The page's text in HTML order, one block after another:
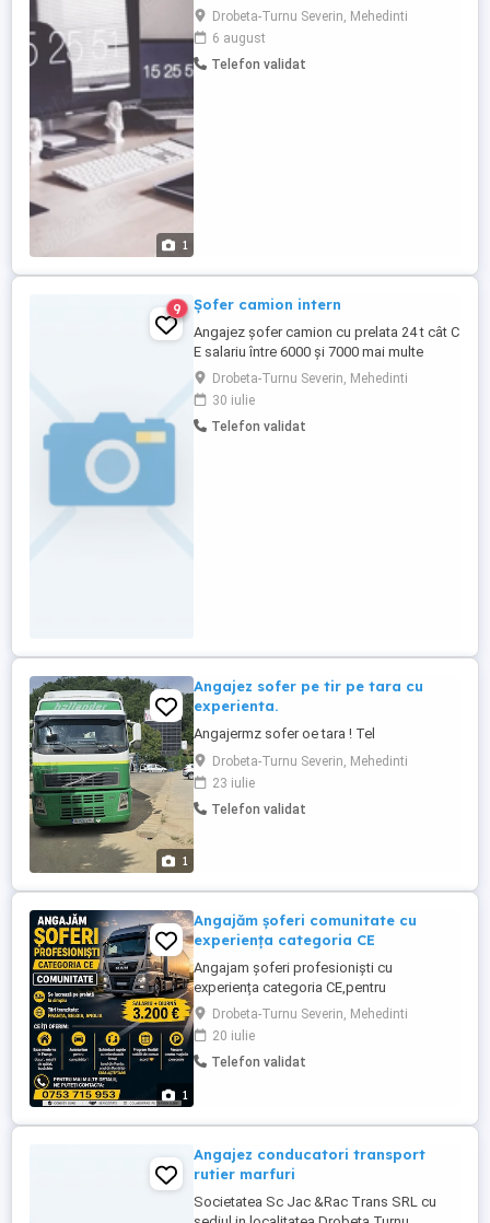
1
pentru coordonarea flotei și a curselor
externe. Responsabilități Căutarea și
identificarea curselor pe bursele de
transport Planificarea și optimizarea
Drobeta-Turnu Severin, Mehedinti
6 august
Telefon validat
9 Șofer camion intern
Angajez șofer camion cu prelata 24 t cât C
E salariu între 6000 și 7000 mai multe
detalii la telefon.
Drobeta-Turnu Severin, Mehedinti
30 iulie
Telefon validat
1
Angajez sofer pe tir pe tara cu
experienta.
Angajermz sofer oe tara ! Tel
Drobeta-Turnu Severin, Mehedinti
23 iulie
Telefon validat
1
Angajăm șoferi comunitate cu
experiența categoria CE
Angajam șoferi profesioniști cu
experiența categoria CE,pentru
comunitate. Se lucrează pe prelata la
simplu. Țările tranzitate sunt
Franta,Belgia,Anglia. Baze pe teritoriul
Franței cu toate utilitățile:dușuri,mașini de
flexibila,stabilită ...
Drobeta-Turnu Severin, Mehedinti
20 iulie
Telefon validat
Angajez conducatori transport
rutier marfuri
Societatea Sc Jac &Rac Trans SRL cu